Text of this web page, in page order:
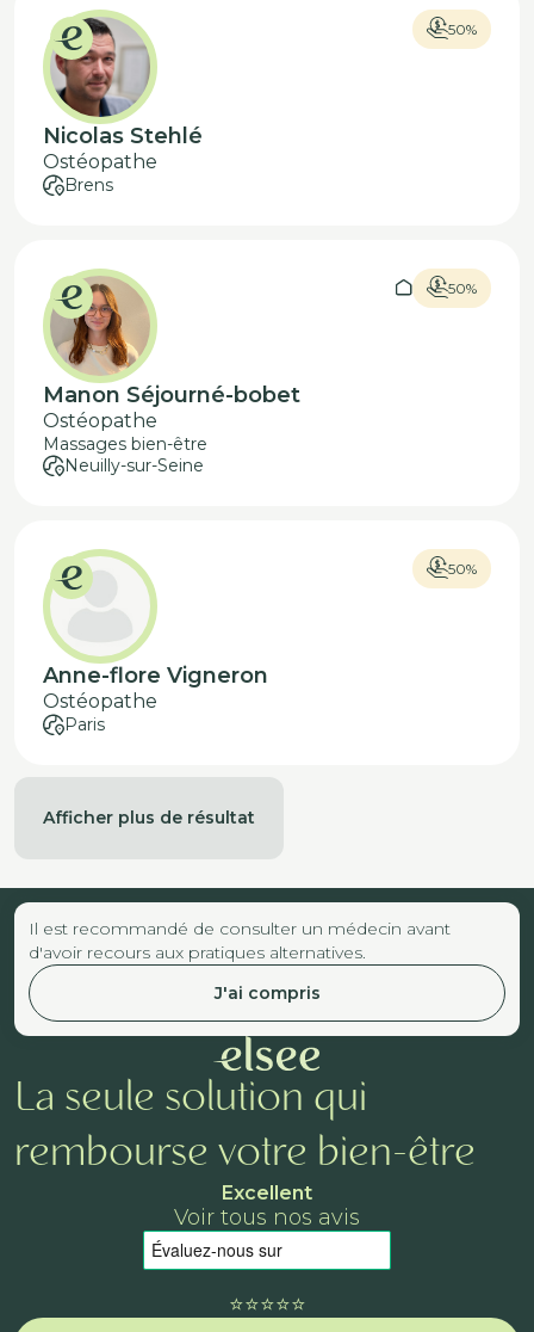
50%
Nicolas Stehlé
Ostéopathe
Brens
50%
Manon Séjourné-bobet
Ostéopathe
Massages bien-être
Neuilly-sur-Seine
50%
Anne-flore Vigneron
Ostéopathe
Paris
Afficher plus de résultat
Il est recommandé de consulter un médecin avant
d'avoir recours aux pratiques alternatives.
J'ai compris
La seule solution qui
rembourse votre bien-être
Excellent
Voir tous nos avis
⭐️⭐️⭐️⭐️⭐️